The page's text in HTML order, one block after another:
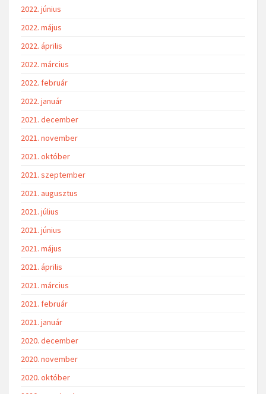
2022. június
2022. május
2022. április
2022. március
2022. február
2022. január
2021. december
2021. november
2021. október
2021. szeptember
2021. augusztus
2021. július
2021. június
2021. május
2021. április
2021. március
2021. február
2021. január
2020. december
2020. november
2020. október